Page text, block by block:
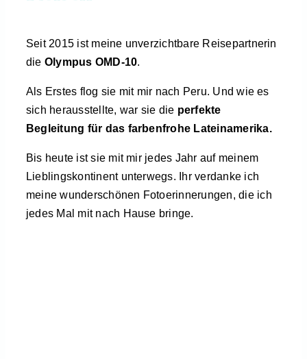
Seit 2015 ist meine unverzichtbare Reisepartnerin
die Olympus OMD-10.
Als Erstes flog sie mit mir nach Peru. Und wie es
sich herausstellte, war sie die perfekte
Begleitung für das farbenfrohe Lateinamerika.
Bis heute ist sie mit mir jedes Jahr auf meinem
Lieblingskontinent unterwegs. Ihr verdanke ich
meine wunderschönen Fotoerinnerungen, die ich
jedes Mal mit nach Hause bringe.